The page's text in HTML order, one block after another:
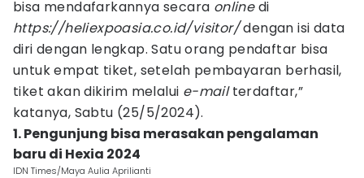
bisa mendafarkannya secara onlinedi
https://heliexpoasia.co.id/visitor/dengan isi data
diri dengan lengkap. Satu orang pendaftar bisa
untuk empat tiket, setelah pembayaran berhasil,
tiket akan dikirim melalui e-mailterdaftar,”
katanya, Sabtu (25/5/2024).
1. Pengunjung bisa merasakan pengalaman
baru di Hexia 2024
IDN Times/Maya Aulia Aprilianti